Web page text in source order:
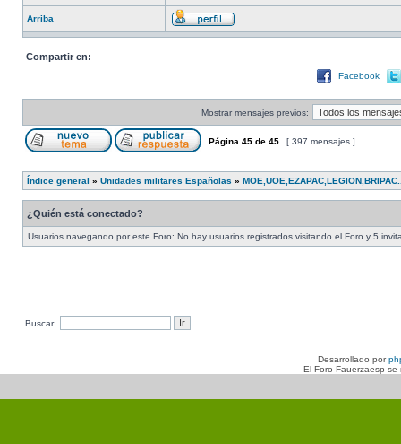
Arriba
Compartir en:
Facebook
Mostrar mensajes previos:
Página 45 de 45 [ 397 mensajes ]
Índice general » Unidades militares Españolas »
¿Quién está conectado?
Usuarios navegando por este Foro: No hay usuarios registrados visitando el Foro y 5
Buscar:
Desarrollado por
El Foro Fauerzaesp